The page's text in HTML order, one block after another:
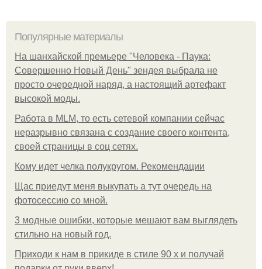
Популярные материалы
На шанхайской премьере "Человека - Паука:
Совершенно Новый День" зендея выбрала не
просто очередной наряд, а настоящий артефакт
высокой моды.
Работа в MLM, то есть сетевой компании сейчас
неразрывно связана с создание своего контента,
своей страницы в соц сетях.
Кому идет челка полукругом. Рекомендации
Щас приедут меня выкупать а тут очередь на
фотосессию со мной.
3 модные ошибки, которые мешают вам выглядеть
стильно на новый год.
Приходи к нам в прикиде в стиле 90 х и получай